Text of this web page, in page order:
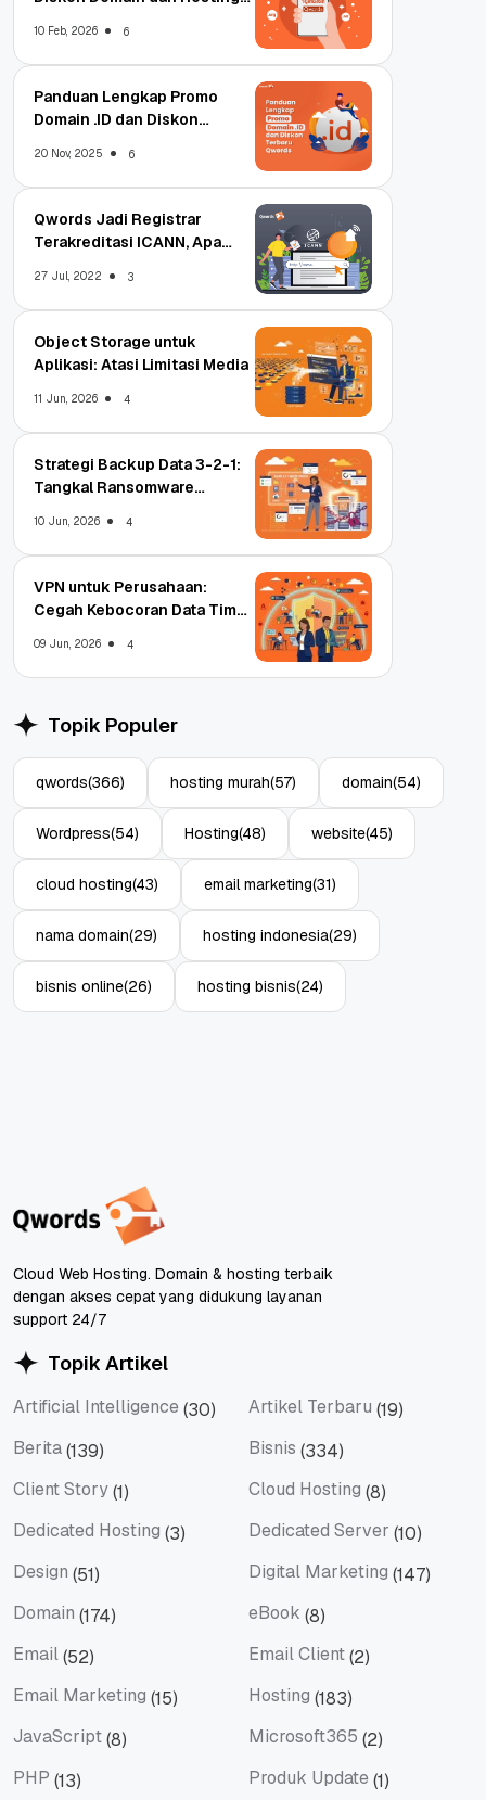
10 Feb, 2026 6
Panduan Lengkap Promo
Domain .ID dan Diskon
20 Nov, 2025 6
Qwords Jadi Registrar
Terakreditasi ICANN, Apa
27 Jul, 2022 3
Object Storage untuk
Aplikasi: Atasi Limitasi Media
11 Jun, 2026 4
Strategi Backup Data 3-2-1:
Tangkal Ransomware
10 Jun, 2026 4
VPN untuk Perusahaan:
Cegah Kebocoran Data Tim
09 Jun, 2026 4
Topik Populer
qwords(366) hosting murah(57) domain(54)
Wordpress(54) Hosting(48) website(45)
cloud hosting(43) email marketing(31)
nama domain(29) hosting indonesia(29)
bisnis online(26) hosting bisnis(24)
Cloud Web Hosting. Domain & hosting terbaik
dengan akses cepat yang didukung layanan
support 24/7
Topik Artikel
Artificial Intelligence (30) Artikel Terbaru (19)
Berita(139) Bisnis (334)
Client Story(1) Cloud Hosting (8)
Dedicated Hosting (3) Dedicated Server (10)
Design (51) Digital Marketing (147)
Domain (174) eBook (8)
Email(52) Email Client(2)
Email Marketing (15) Hosting (183)
JavaScript(8) Microsoft365 (2)
PHP (13) Produk Update (1)